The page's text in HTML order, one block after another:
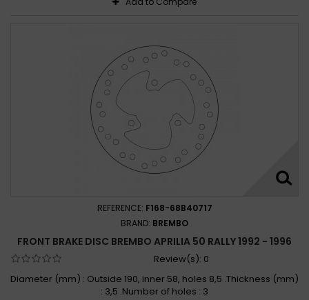
REFERENCE: F168-68B40717
BRAND: BREMBO
FRONT BRAKE DISC BREMBO APRILIA 50 RALLY 1992 - 1996
Review(s): 0
Diameter (mm) : Outside 190, inner 58, holes 8,5 .Thickness (mm)
: 3,5 .Number of holes : 3